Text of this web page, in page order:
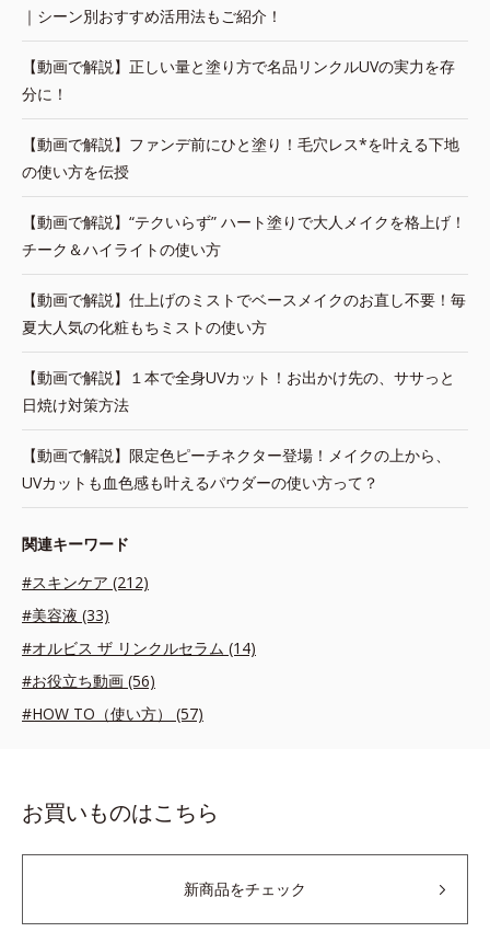
｜シーン別おすすめ活用法もご紹介！
【動画で解説】正しい量と塗り方で名品リンクルUVの実力を存
分に！
【動画で解説】ファンデ前にひと塗り！毛穴レス*を叶える下地
の使い方を伝授
【動画で解説】“テクいらず” ハート塗りで大人メイクを格上げ！
チーク＆ハイライトの使い方
【動画で解説】仕上げのミストでベースメイクのお直し不要！毎
夏大人気の化粧もちミストの使い方
【動画で解説】１本で全身UVカット！お出かけ先の、ササっと
日焼け対策方法
【動画で解説】限定色ピーチネクター登場！メイクの上から、
UVカットも血色感も叶えるパウダーの使い方って？
関連キーワード
#スキンケア (212)
#美容液 (33)
#オルビス ザ リンクルセラム (14)
#お役立ち動画 (56)
#HOW TO（使い方） (57)
お買いものはこちら
新商品をチェック